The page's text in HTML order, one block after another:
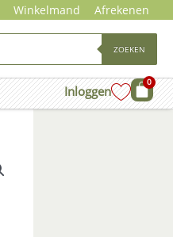
Winkelmand Afrekenen
ZOEKEN
Inloggen
0